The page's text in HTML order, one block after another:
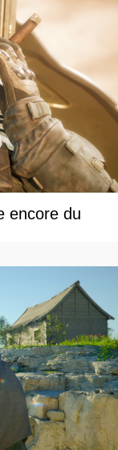
encore du